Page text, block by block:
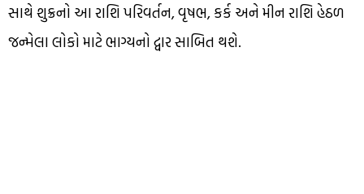
સાથે શુક્રનો આ રાશિ પરિવર્તન, વૃષભ, કર્ક અને મીન રાશિ હેઠળ
જન્મેલા લોકો માટે ભાગ્યનો દ્વાર સાબિત થશે.